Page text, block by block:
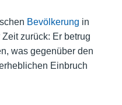
Bevölkerung in
zurück: Er betrug
was gegenüber den
Einbruch